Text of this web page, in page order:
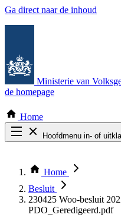
Ga direct naar de inhoud
Ministerie van
de homepage
Home
Hoofdmenu in- of
Thema COVID-19
Bekijk per bestuursorgaan
Home
Besluit
230425 Woo-besluit
PDO_Geredigeerd.pdf